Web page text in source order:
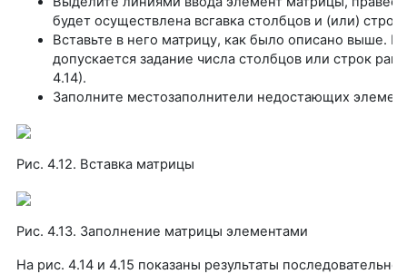
будет осуществлена всгавка столбцов и (или) строк.
Вставьте в него матрицу, как было описано выше.
допускается задание числа столбцов или строк
4.14).
Заполните местозаполнители недостающих
Рис. 4.12. Вставка матрицы
Рис. 4.13. Заполнение матрицы элементами
На рис. 4.14 и 4.15 показаны результаты